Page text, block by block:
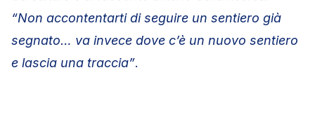
“Non accontentarti di seguire un sentiero già
segnato… va invece dove c’è un nuovo sentiero
e lascia una traccia”.